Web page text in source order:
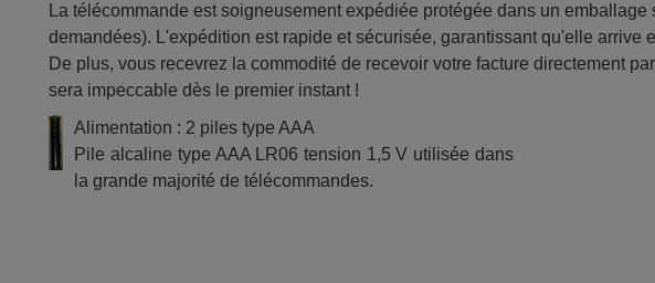
La télécommande est soigneusement expédiée protégée dans un
demandées). L'expédition est rapide et sécurisée, garantissant qu'elle arrive
De plus, vous recevrez la commodité de recevoir votre facture directement
sera impeccable dès le premier instant !
Alimentation : 2 piles type AAA
Pile alcaline type AAA LR06 tension 1,5 V utilisée dans
la grande majorité de télécommandes.